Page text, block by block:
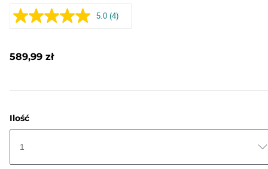
5.0 Czytaj
(4)
589,99 zł
Ilość
1